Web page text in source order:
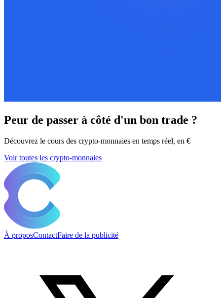
Peur de passer à côté d'un bon trade ?
Découvrez le cours des crypto-monnaies en temps réel, en €
Voir toutes les crypto-monnaies
À proposContactFaire de la publicité